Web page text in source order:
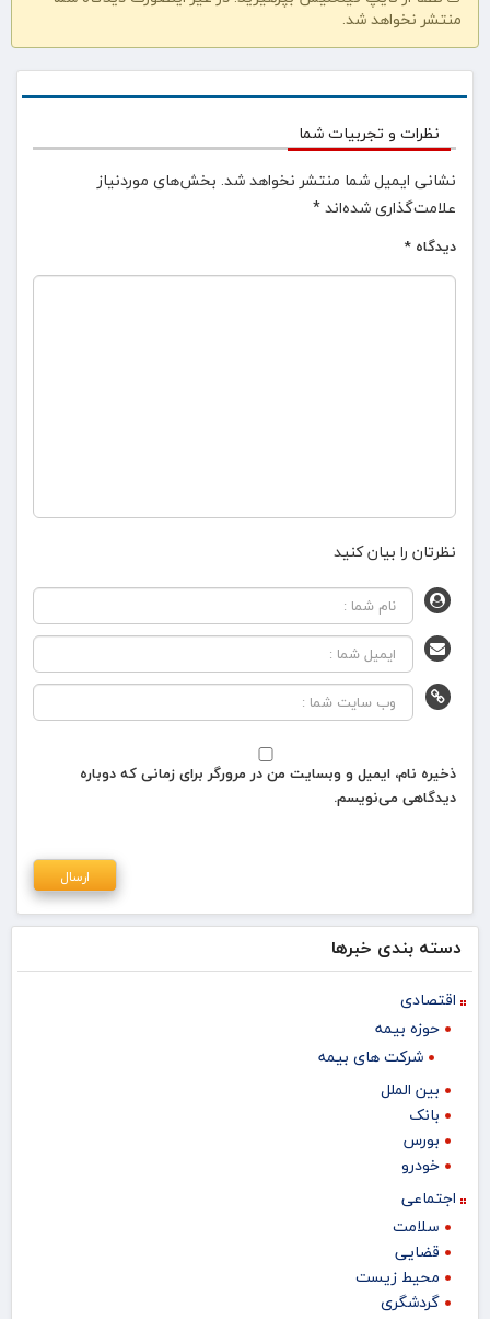
منتشر نخواهد شد.
نظرات و تجربیات شما
نشانی ایمیل شما منتشر نخواهد شد. بخش‌های موردنیاز
علامت‌گذاری شده‌اند*
دیدگاه *
نظرتان را بیان کنید
ذخیره نام، ایمیل و وبسایت من در مرورگر برای زمانی که دوباره
دیدگاهی می‌نویسم.
دسته بندی خبرها
اقتصادی
حوزه بیمه
شرکت های بیمه
بین الملل
بانک
بورس
خودرو
اجتماعی
سلامت
قضایی
محیط زیست
گردشگری